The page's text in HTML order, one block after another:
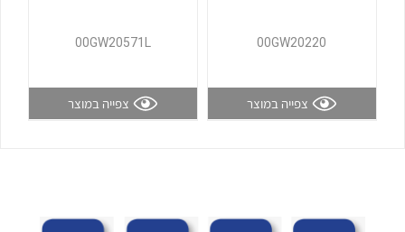
לכל מוצרי היצרן לכל מוצרי היצרן 00GW20220
צפייה במוצר
00GW20571L
צפייה במוצר